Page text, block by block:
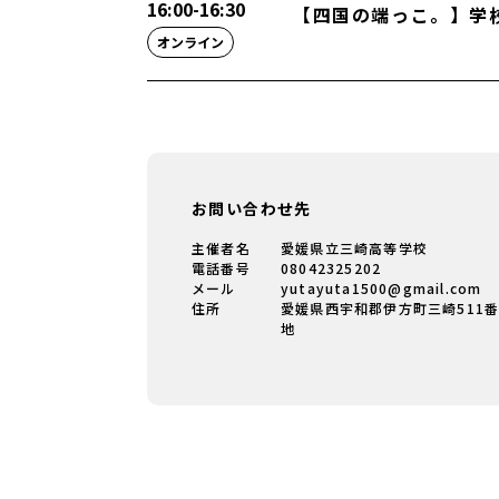
16:00-16:30
オンライン
【四国の端っこ。】
お問い合わせ先
主催者名
愛媛県立三崎高等学校
電話番号
08042325202
メール
yutayuta1500@gmail.com
住所
愛媛県西宇和郡伊方町三崎511番
地